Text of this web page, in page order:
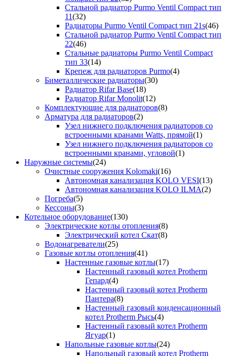
Стальной радиатор Purmo Ventil Compact тип
11(32)
Радиаторы Purmo Ventil Compact тип 21s(46)
Стальной радиатор Purmo Ventil Compact тип
22(46)
Стальные радиаторы Purmo Ventil Compact
тип 33(14)
Крепеж для радиаторов Purmo(4)
Биметаллические радиаторы(30)
Радиатор Rifar Base(18)
Радиатор Rifar Monolit(12)
Комплектующие для радиаторов(8)
Арматура для радиаторов(2)
Узел нижнего подключения радиаторов со
встроенными кранами Watts, прямой(1)
Узел нижнего подключения радиаторов со
встроенными кранами, угловой(1)
Наружные системы(24)
Очистные сооружения Kolomaki(16)
Автономная канализация KOLO VESI(13)
Автономная канализация KOLO ILMA(2)
Погреба(5)
Кессоны(3)
Котельное оборудование(130)
Электрические котлы отопления(8)
Электрический котел Скат(8)
Водонагреватели(25)
Газовые котлы отопления(41)
Настенные газовые котлы(17)
Настенный газовый котел Protherm
Гепард(4)
Настенный газовый котел Protherm
Пантера(8)
Настенный газовый конденсационный
котел Protherm Рысь(4)
Настенный газовый котел Protherm
Ягуар(1)
Напольные газовые котлы(24)
Напольный газовый котел Protherm